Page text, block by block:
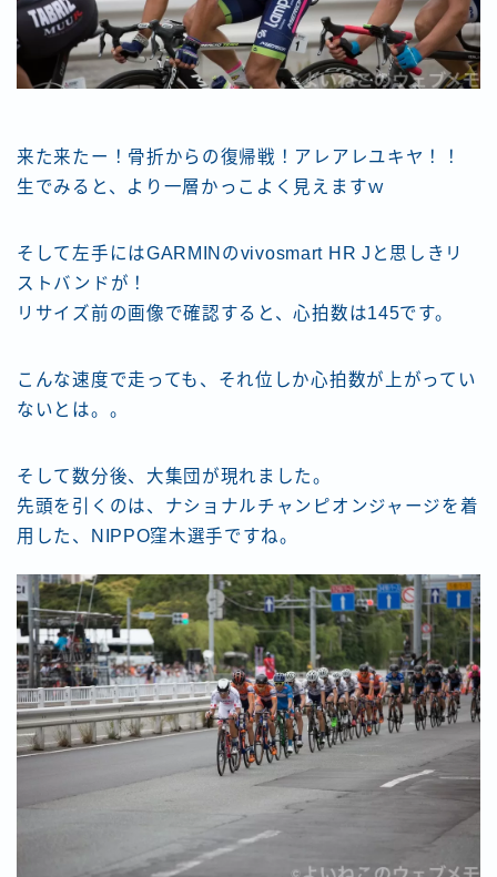
来た来たー！骨折からの復帰戦！アレアレユキヤ！！
生でみると、より一層かっこよく見えますｗ
そして左手にはGARMINのvivosmart HR Jと思しきリ
ストバンドが！
リサイズ前の画像で確認すると、心拍数は145です。
こんな速度で走っても、それ位しか心拍数が上がってい
ないとは。。
そして数分後、大集団が現れました。
先頭を引くのは、ナショナルチャンピオンジャージを着
用した、NIPPO窪木選手ですね。